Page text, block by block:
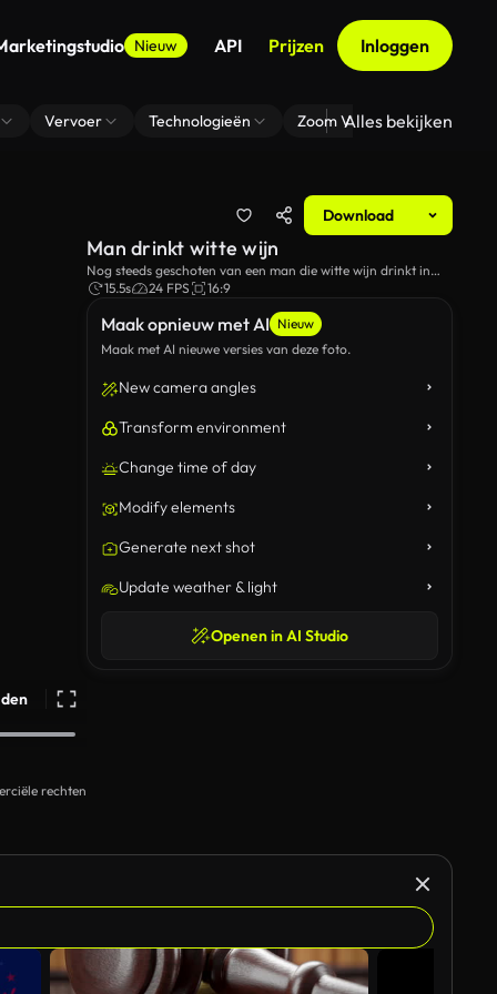
Nieuw API Prijzen Inloggen
Vervoer Technologieën Zoom Virtuele
Alles bekijken
Download
rechten
Maak opnieuw met AI Nieuw
Maak met AI nieuwe versies van deze foto.
New camera angles
Transform environment
Change time of day
Modify elements
Generate next shot
Update weather & light
Openen in AI Studio
Man drinkt witte wijn
Nog steeds geschoten van een man die witte wijn drinkt in
een café.
15.5s 24 FPS 16:9